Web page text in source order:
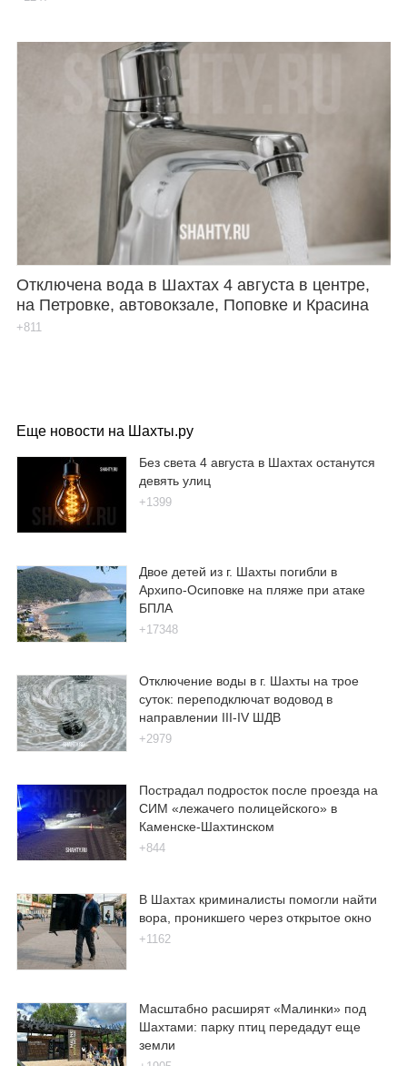
Отключена вода в Шахтах 4 августа в центре,
на Петровке, автовокзале, Поповке и Красина
+811
Еще новости на Шахты.ру
Без света 4 августа в Шахтах останутся
девять улиц
+1399
Двое детей из г. Шахты погибли в
Архипо-Осиповке на пляже при атаке
БПЛА
+17348
Отключение воды в г. Шахты на трое
суток: переподключат водовод в
направлении III-IV ШДВ
+2979
Пострадал подросток после проезда на
СИМ «лежачего полицейского» в
Каменске-Шахтинском
+844
В Шахтах криминалисты помогли найти
вора, проникшего через открытое окно
+1162
Масштабно расширят «Малинки» под
Шахтами: парку птиц передадут еще
земли